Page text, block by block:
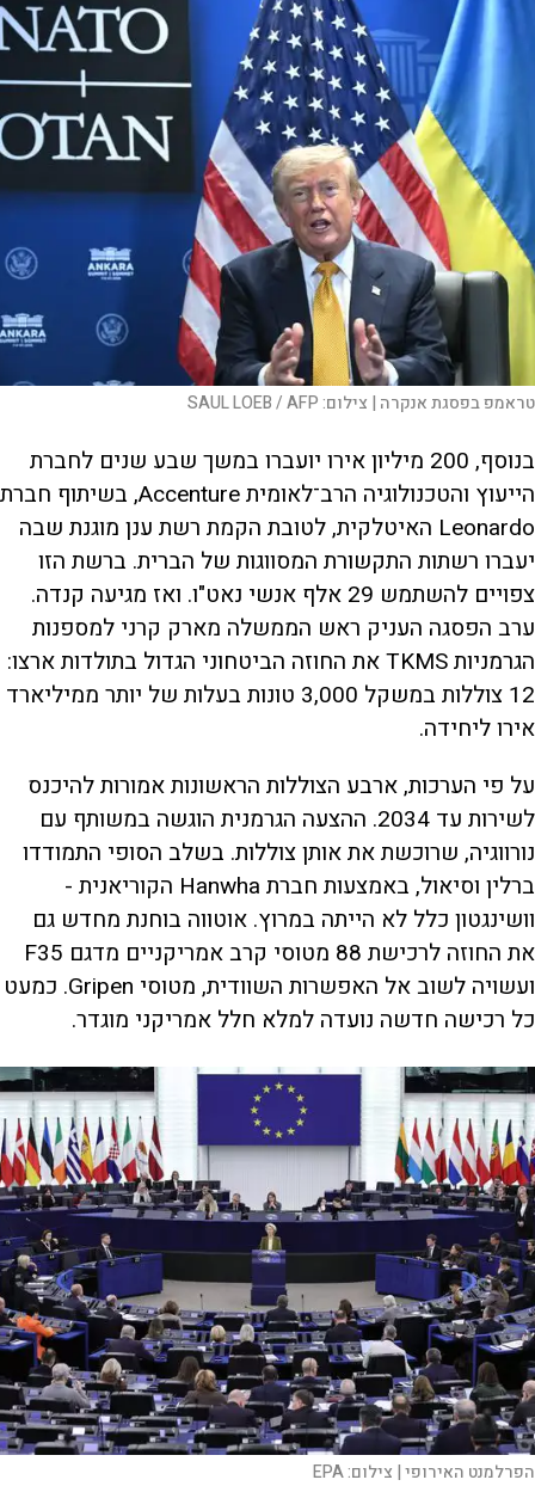
טראמפ בפסגת אנקרה | צילום:SAUL LOEB / AFP
בנוסף, 200 מיליון אירו יועברו במשך שבע שנים לחברת
הייעוץ והטכנולוגיה הרב־לאומית Accenture, בשיתוף חברת
Leonardo האיטלקית, לטובת הקמת רשת ענן מוגנת שבה
יעברו רשתות התקשורת המסווגות של הברית. ברשת הזו
צפויים להשתמש 29 אלף אנשי נאט"ו. ואז מגיעה קנדה.
ערב הפסגה העניק ראש הממשלה מארק קרני למספנות
הגרמניות TKMS את החוזה הביטחוני הגדול בתולדות ארצו:
12 צוללות במשקל 3,000 טונות בעלות של יותר ממיליארד
אירו ליחידה.
על פי הערכות, ארבע הצוללות הראשונות אמורות להיכנס
לשירות עד 2034. ההצעה הגרמנית הוגשה במשותף עם
נורווגיה, שרוכשת את אותן צוללות. בשלב הסופי התמודדו
ברלין וסיאול, באמצעות חברת Hanwha הקוריאנית -
וושינגטון כלל לא הייתה במרוץ. אוטווה בוחנת מחדש גם
את החוזה לרכישת 88 מטוסי קרב אמריקניים מדגם F35
ועשויה לשוב אל האפשרות השוודית, מטוסי Gripen. כמעט
כל רכישה חדשה נועדה למלא חלל אמריקני מוגדר.
הפרלמנט האירופי | צילום:EPA